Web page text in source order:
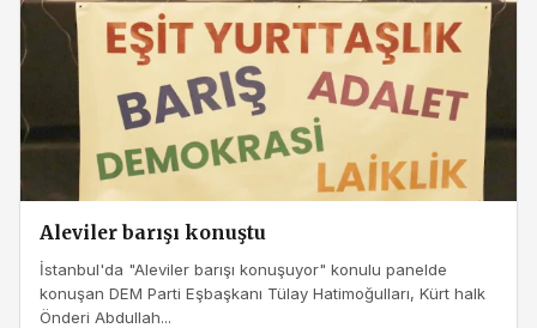
Aleviler barışı konuştu
İstanbul'da "Aleviler barışı konuşuyor" konulu panelde
konuşan DEM Parti Eşbaşkanı Tülay Hatimoğulları, Kürt halk
Önderi Abdullah...